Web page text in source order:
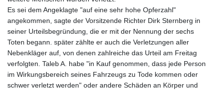
Es sei dem Angeklagte "auf eine sehr hohe Opferzahl"
angekommen, sagte der Vorsitzende Richter Dirk Sternberg in
seiner Urteilsbegründung, die er mit der Nennung der sechs
Toten begann. später zählte er auch die Verletzungen aller
Nebenkläger auf, von denen zahlreiche das Urteil am Freitag
verfolgten. Taleb A. habe "in Kauf genommen, dass jede Person
im Wirkungsbereich seines Fahrzeugs zu Tode kommen oder
schwer verletzt werden" oder andere Schäden an Körper und